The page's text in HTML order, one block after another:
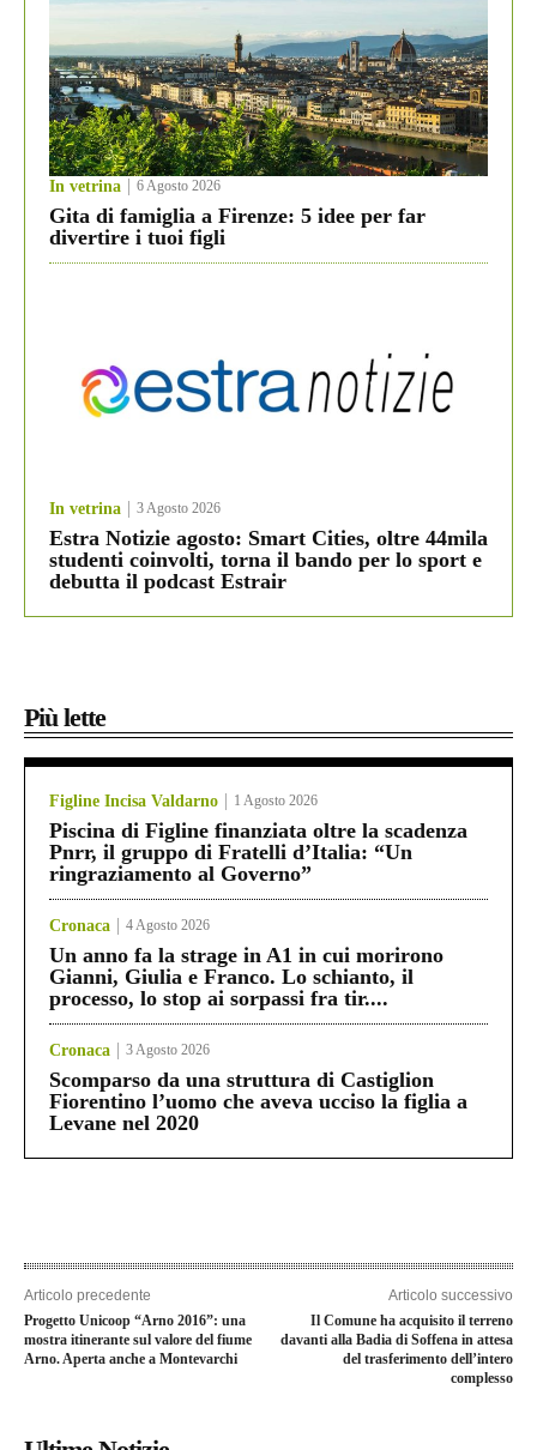
In vetrina 6 Agosto 2026
Gita di famiglia a Firenze: 5 idee per far
divertire i tuoi figli
In vetrina 3 Agosto 2026
Estra Notizie agosto: Smart Cities, oltre 44mila
studenti coinvolti, torna il bando per lo sport e
debutta il podcast Estrair
Più lette
Figline Incisa Valdarno 1 Agosto 2026
Piscina di Figline finanziata oltre la scadenza
Pnrr, il gruppo di Fratelli d’Italia: “Un
ringraziamento al Governo”
Cronaca 4 Agosto 2026
Un anno fa la strage in A1 in cui morirono
Gianni, Giulia e Franco. Lo schianto, il
processo, lo stop ai sorpassi fra tir....
Cronaca 3 Agosto 2026
Scomparso da una struttura di Castiglion
Fiorentino l’uomo che aveva ucciso la figlia a
Levane nel 2020
Articolo precedente
Progetto Unicoop “Arno 2016”: una
mostra itinerante sul valore del fiume
Arno. Aperta anche a Montevarchi
Articolo successivo
Il Comune ha acquisito il terreno
davanti alla Badia di Soffena in attesa
del trasferimento dell’intero
complesso